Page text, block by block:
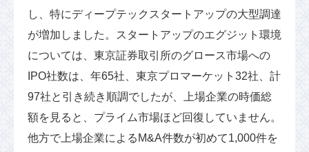
し、特にディープテックスタートアップの大型調達
が増加しました。スタートアップのエグジット環境
については、東京証券取引所のグロース市場への
IPO社数は、年65社、東京プロマーケット32社、計
97社と引き続き順調でしたが、上場企業の時価総
額を見ると、プライム市場ほど回復していません。
他方で上場企業によるM&A件数が初めて1,000件を